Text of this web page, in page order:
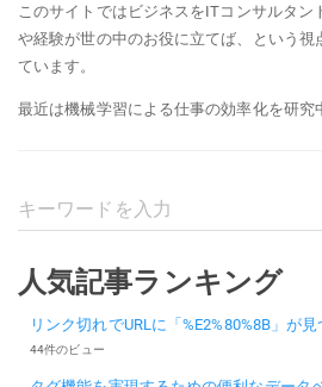
このサイトではビジネスをITコンサルタン
や経験が世の中のお役に立てば、という視
ています。
最近は機械学習による仕事の効率化を研究
人気記事ランキング
リンク切れでURLに「%E2%80%8B」が
44件のビュー